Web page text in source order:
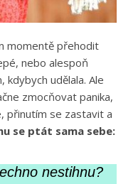
momentě přehodit
nebo alespoň
udělala. Ale
zmocňovat panika,
přinutím se zastavit a
se ptát sama sebe:
nestihnu?